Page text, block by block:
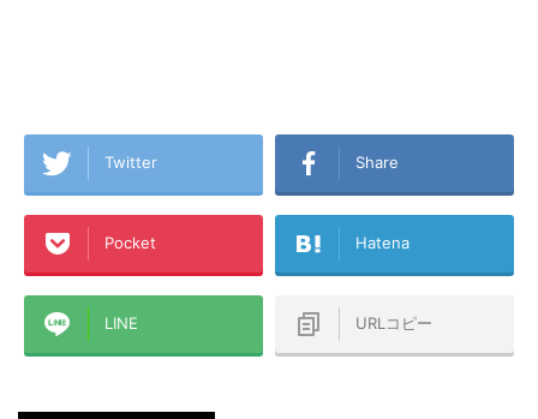
Twitter Share
Pocket Hatena
LINE URLコピー